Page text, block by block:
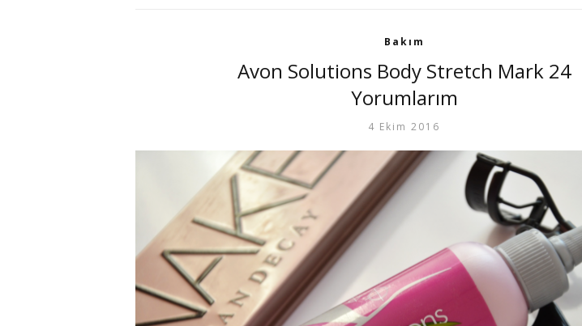
Bakım
Avon Solutions Body Stretch Mark 24
Yorumlarım
4 Ekim 2016